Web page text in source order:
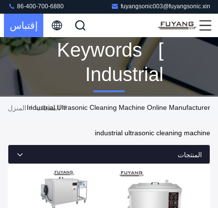
fuyangsonic003@fuyangsonic.xin
86-400-700-6880
إقتباس
Keywords [
Industrial
Ultrasonic
Machine ]
Match 160
المنتجات
المنزل / المنتجات /
Industrial Ultrasonic Cleaning Machine Online Manufacturer
industrial ultrasonic cleaning machine
المنتجات